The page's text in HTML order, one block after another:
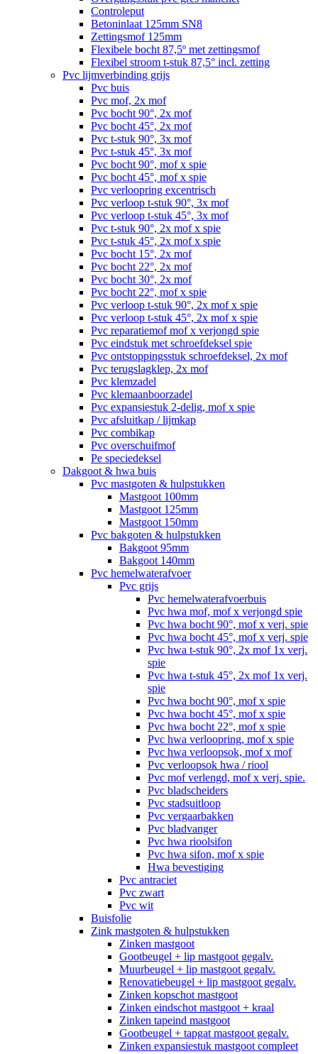
Controleput
Betoninlaat 125mm SN8
Zettingsmof 125mm
Flexibele bocht 87,5º met zettingsmof
Flexibel stroom t-stuk 87,5° incl. zetting
Pvc lijmverbinding grijs
Pvc buis
Pvc mof, 2x mof
Pvc bocht 90°, 2x mof
Pvc bocht 45°, 2x mof
Pvc t-stuk 90°, 3x mof
Pvc t-stuk 45°, 3x mof
Pvc bocht 90°, mof x spie
Pvc bocht 45°, mof x spie
Pvc verloopring excentrisch
Pvc verloop t-stuk 90°, 3x mof
Pvc verloop t-stuk 45°, 3x mof
Pvc t-stuk 90°, 2x mof x spie
Pvc t-stuk 45°, 2x mof x spie
Pvc bocht 15°, 2x mof
Pvc bocht 22°, 2x mof
Pvc bocht 30°, 2x mof
Pvc bocht 22°, mof x spie
Pvc verloop t-stuk 90°, 2x mof x spie
Pvc verloop t-stuk 45°, 2x mof x spie
Pvc reparatiemof mof x verjongd spie
Pvc eindstuk met schroefdeksel spie
Pvc ontstoppingsstuk schroefdeksel, 2x mof
Pvc terugslagklep, 2x mof
Pvc klemzadel
Pvc klemaanboorzadel
Pvc expansiestuk 2-delig, mof x spie
Pvc afsluitkap / lijmkap
Pvc combikap
Pvc overschuifmof
Pe speciedeksel
Dakgoot & hwa buis
Pvc mastgoten & hulpstukken
Mastgoot 100mm
Mastgoot 125mm
Mastgoot 150mm
Pvc bakgoten & hulpstukken
Bakgoot 95mm
Bakgoot 140mm
Pvc hemelwaterafvoer
Pvc grijs
Pvc hemelwaterafvoerbuis
Pvc hwa mof, mof x verjongd spie
Pvc hwa bocht 90°, mof x verj. spie
Pvc hwa bocht 45°, mof x verj. spie
Pvc hwa t-stuk 90°, 2x mof 1x verj.
spie
Pvc hwa t-stuk 45°, 2x mof 1x verj.
spie
Pvc hwa bocht 90°, mof x spie
Pvc hwa bocht 45°, mof x spie
Pvc hwa bocht 22°, mof x spie
Pvc hwa verloopring, mof x spie
Pvc hwa verloopsok, mof x mof
Pvc verloopsok hwa / riool
Pvc mof verlengd, mof x verj. spie.
Pvc bladscheiders
Pvc stadsuitloop
Pvc vergaarbakken
Pvc bladvanger
Pvc hwa rioolsifon
Pvc hwa sifon, mof x spie
Hwa bevestiging
Pvc antraciet
Pvc zwart
Pvc wit
Buisfolie
Zink mastgoten & hulpstukken
Zinken mastgoot
Gootbeugel + lip mastgoot gegalv.
Muurbeugel + lip mastgoot gegalv.
Renovatiebeugel + lip mastgoot gegalv.
Zinken kopschot mastgoot
Zinken eindschot mastgoot + kraal
Zinken tapeind mastgoot
Gootbeugel + tapgat mastgoot gegalv.
Zinken expansiestuk mastgoot compleet